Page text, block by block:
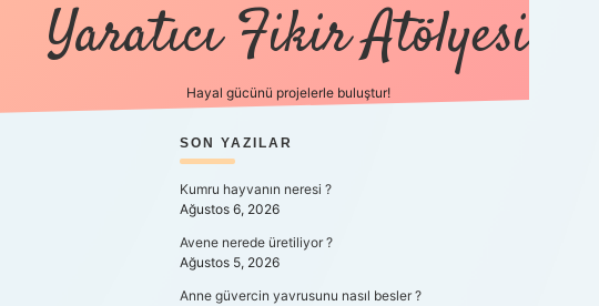
Yaratıcı Fikir Atölyesi
Hayal gücünü projelerle buluştur!
SIDEBAR
SON YAZILAR
Kumru hayvanın neresi ?
Ağustos 6, 2026
Avene nerede üretiliyor ?
Ağustos 5, 2026
Anne güvercin yavrusunu nasıl besler ?